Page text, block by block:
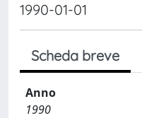
1990-01-01
Scheda breve
Anno
1990